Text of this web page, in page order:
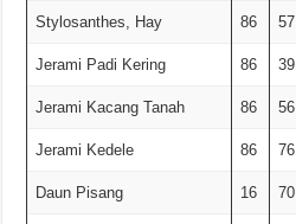
Stylosanthes, Hay 86 57
Jerami Padi Kering 86 39
Jerami Kacang Tanah 86 56
Jerami Kedele 86 76
Daun Pisang 16 70